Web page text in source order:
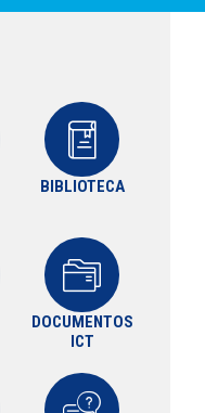
BIBLIOTECA
DOCUMENTOS
ICT